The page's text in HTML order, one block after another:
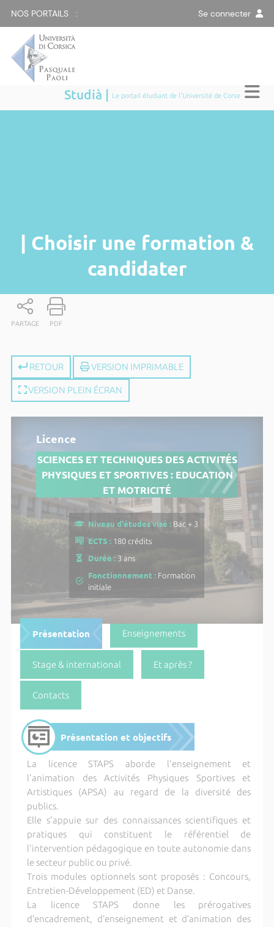
NOS PORTAILS : Se connecter
Studià | Le portail étudiant de l'Université de Corse
| Choisir une formation &
candidater
PARTAGE PDF
RETOUR VERSION IMPRIMABLE
VERSION PLEIN ÉCRAN
Licence
SCIENCES ET TECHNIQUES DES ACTIVITÉS
PHYSIQUES ET SPORTIVES : EDUCATION
ET MOTRICITÉ
Niveau d'études visé : Bac + 3
ECTS : 180 crédits
Durée : 3 ans
Fonctionnement : Formation
initiale
Présentation Enseignements
Stage & international Et après ?
Contacts
Présentation et objectifs
La licence STAPS aborde l'enseignement et
l'animation des Activités Physiques Sportives et
Artistiques (APSA) au regard de la diversité des
publics.
Elle s'appuie sur des connaissances scientifiques et
pratiques qui constituent le référentiel de
l'intervention pédagogique en toute autonomie dans
le secteur public ou privé.
Trois modules optionnels sont proposés : Concours,
Entretien-Développement (ED) et Danse.
La licence STAPS donne les prérogatives
d’encadrement, d’enseignement et d’animation des